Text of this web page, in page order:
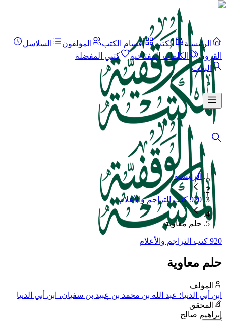
الرئيسية الكتب أقسام الكتب المؤلفون
السلاسل
القرون
الكلمات المفتاحية
كتبي المفضلة
البحث
الرئيسية
920 كتب التراجم والأعلام
حلم معاوية
920 كتب التراجم والأعلام
حلم معاوية
المؤلف
ابن أبي الدنيا؛ عبد الله بن محمد بن عبيد بن سفيان، ابن أبي الدنيا
القرشي الأموي، مولاهم، البغدادي، أبو بكر
المحقق
إبراهيم صالح